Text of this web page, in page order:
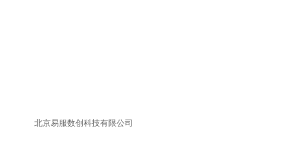
北京易服数创科技有限公司